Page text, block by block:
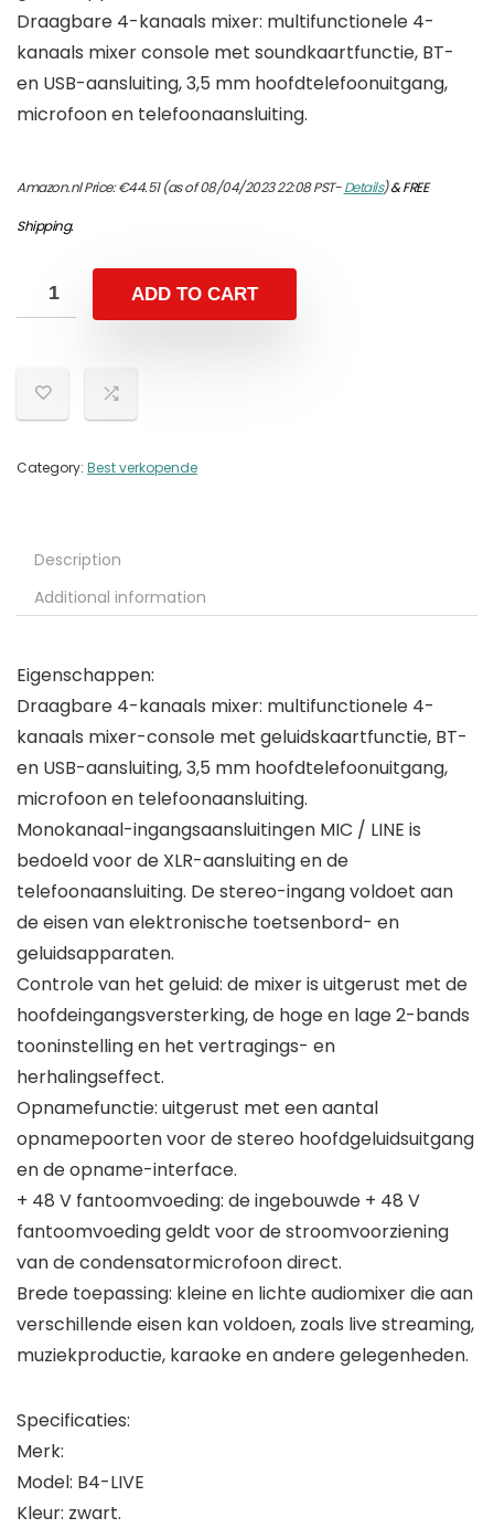
Draagbare 4-kanaals mixer: multifunctionele 4-
kanaals mixer console met soundkaartfunctie, BT-
en USB-aansluiting, 3,5 mm hoofdtelefoonuitgang,
microfoon en telefoonaansluiting.
Amazon.nl Price:€44.51(as of 08/04/2023 22:08 PST-Details)&FREE
Shipping.
ADD TO CART
Category: Best verkopende
Description
Additional information
Eigenschappen:
Draagbare 4-kanaals mixer: multifunctionele 4-
kanaals mixer-console met geluidskaartfunctie, BT-
en USB-aansluiting, 3,5 mm hoofdtelefoonuitgang,
microfoon en telefoonaansluiting.
Monokanaal-ingangsaansluitingen MIC / LINE is
bedoeld voor de XLR-aansluiting en de
telefoonaansluiting. De stereo-ingang voldoet aan
de eisen van elektronische toetsenbord- en
geluidsapparaten.
Controle van het geluid: de mixer is uitgerust met de
hoofdeingangsversterking, de hoge en lage 2-bands
tooninstelling en het vertragings- en
herhalingseffect.
Opnamefunctie: uitgerust met een aantal
opnamepoorten voor de stereo hoofdgeluidsuitgang
en de opname-interface.
+ 48 V fantoomvoeding: de ingebouwde + 48 V
fantoomvoeding geldt voor de stroomvoorziening
van de condensatormicrofoon direct.
Brede toepassing: kleine en lichte audiomixer die aan
verschillende eisen kan voldoen, zoals live streaming,
muziekproductie, karaoke en andere gelegenheden.
Specificaties:
Merk:
Model: B4-LIVE
Kleur: zwart.